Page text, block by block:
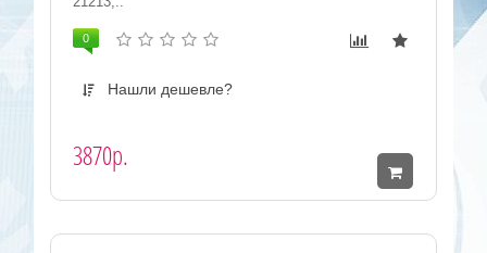
0
Нашли дешевле?
3870р.